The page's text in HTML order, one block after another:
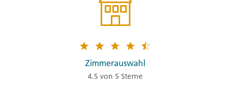
Zimmerauswahl
4.5 von 5 Sterne